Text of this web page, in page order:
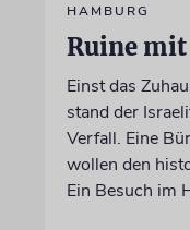
HAMBURG
Ruine
Einst das
stand der
Verfall. Eine
wollen den
Ein Besuch im